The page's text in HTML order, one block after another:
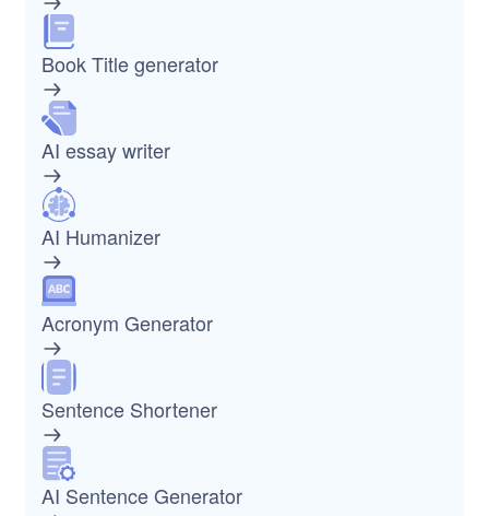
Book Title generator
AI essay writer
AI Humanizer
Acronym Generator
Sentence Shortener
AI Sentence Generator